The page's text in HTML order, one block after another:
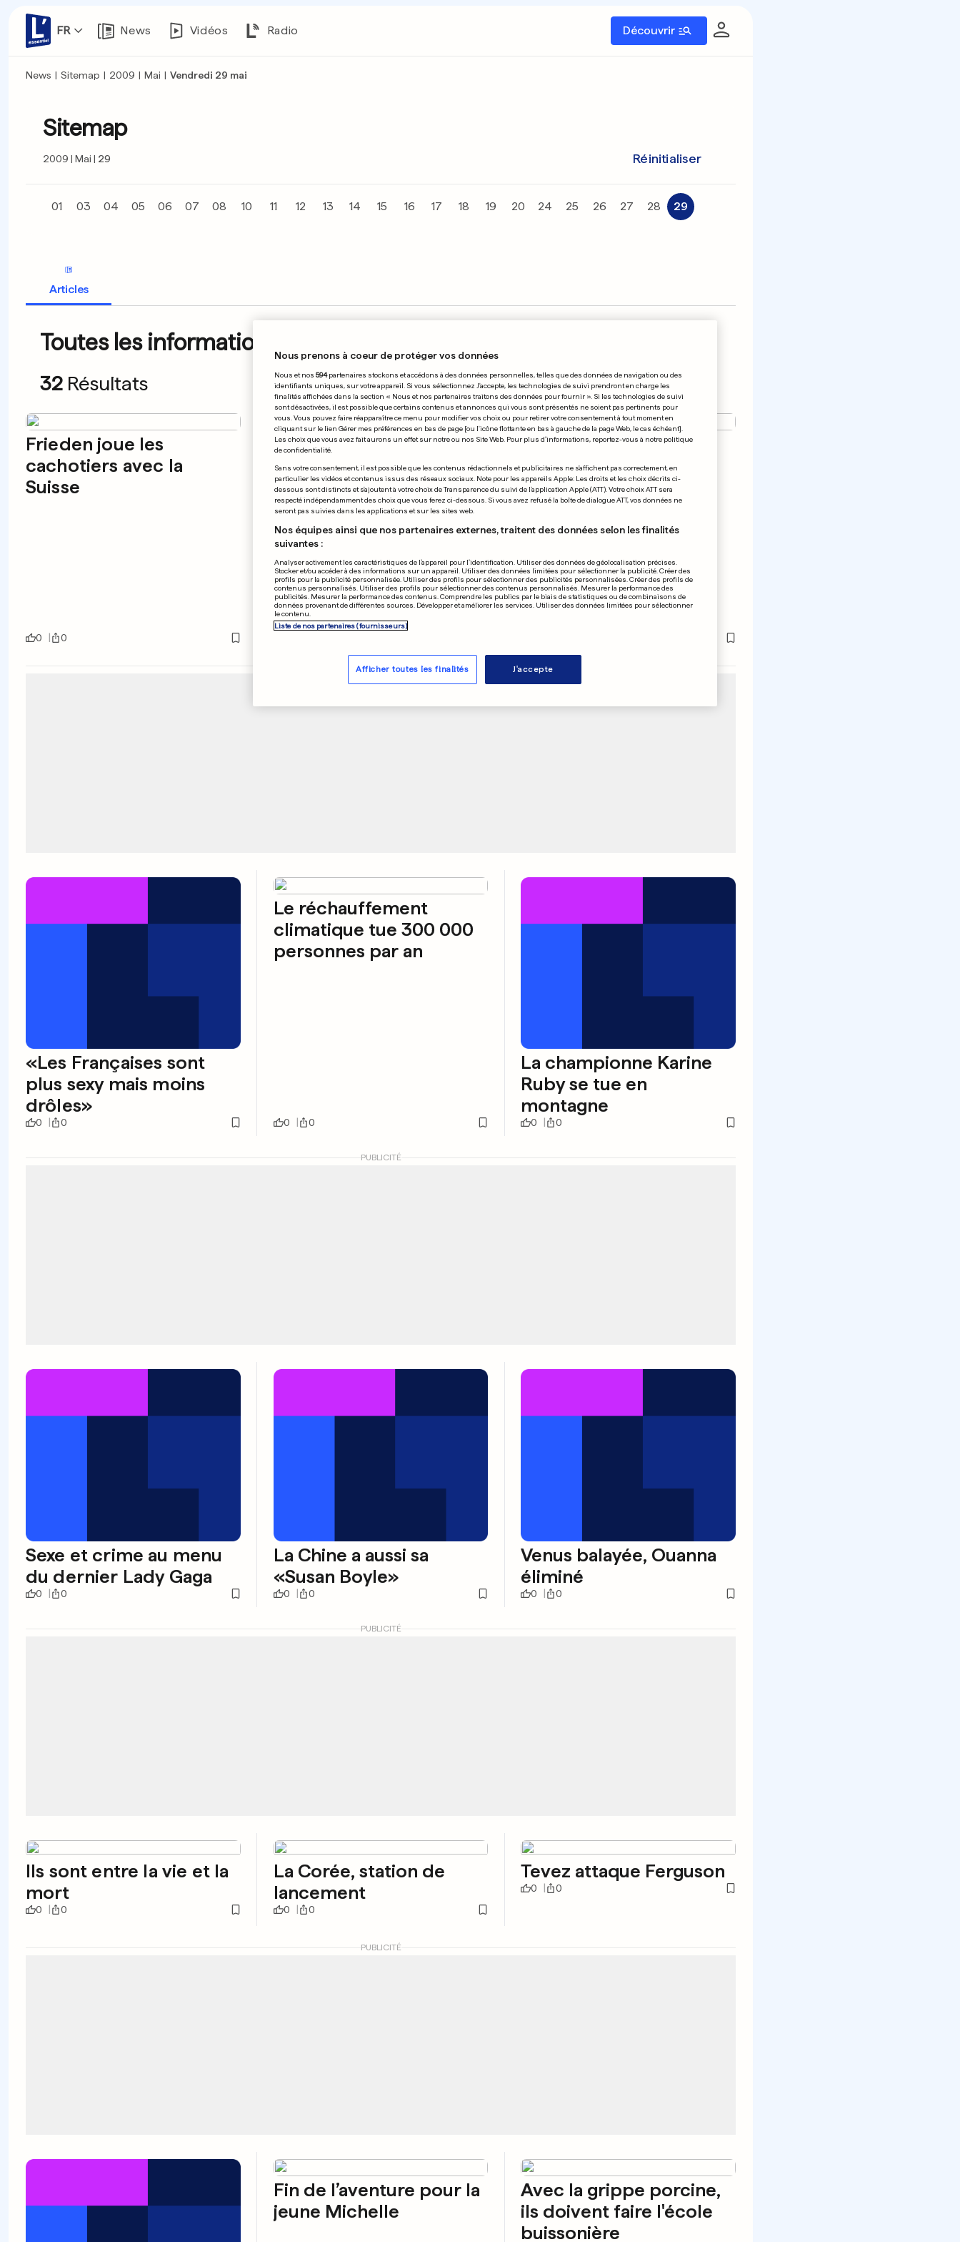
FR News Vidéos Radio Découvrir
News | Sitemap | 2009 | Mai | Vendredi 29 mai
Sitemap
2009 Mai 29 Réinitialiser
01 03 04 05 06 07 08 10 11 12 13 14 15 16 17 18 19 20 24 25 26 27 28 29
Articles
Toutes les informations du 29.05.2009
32 Résultats
Frieden joue les
cachotiers avec la
Suisse
0 0
La police moins
conciliante
Nadal ne fait pas de
détails face à Hewitt
PUBLICITÉ
«Les Françaises sont
plus sexy mais moins
drôles»
0 0
Le réchauffement
climatique tue 300 000
personnes par an
0 0
La championne Karine
Ruby se tue en
montagne
0 0
PUBLICITÉ
Sexe et crime au menu
du dernier Lady Gaga
0 0
La Chine a aussi sa
«Susan Boyle»
0 0
Venus balayée, Ouanna
éliminé
0 0
PUBLICITÉ
Ils sont entre la vie et la
mort
0 0
La Corée, station de
lancement
0 0
Tevez attaque Ferguson
0 0
PUBLICITÉ
Fin de l’aventure pour la
jeune Michelle
Avec la grippe porcine,
ils doivent faire l'école
buissonière
Nous prenons à coeur de protéger vos données
Nous et nos 594partenaires stockons et accédons à des données personnelles, telles que des données de navigation ou des
identifiants uniques, sur votre appareil. Si vous sélectionnez J'accepte, les technologies de suivi prendront en charge les
finalités affichées dans la section « Nous et nos partenaires traitons des données pour fournir ». Si les technologies de suivi
sont désactivées, il est possible que certains contenus et annonces qui vous sont présentés ne soient pas pertinents pour
vous. Vous pouvez faire réapparaître ce menu pour modifier vos choix ou pour retirer votre consentement à tout moment en
cliquant sur le lien Gérer mes préférences en bas de page [ou l'icône flottante en bas à gauche de la page Web, le cas échéant].
Les choix que vous avez fait aurons un effet sur notre ou nos Site Web. Pour plus d’informations, reportez-vous à notre politique
de confidentialité.
Sans votre consentement, il est possible que les contenus rédactionnels et publicitaires ne s'affichent pas correctement, en
particulier les vidéos et contenus issus des réseaux sociaux. Note pour les appareils Apple: Les droits et les choix décrits ci-
dessous sont distincts et s'ajoutent à votre choix de Transparence du suivi de l'application Apple (ATT). Votre choix ATT sera
respecté indépendamment des choix que vous ferez ci-dessous. Si vous avez refusé la boîte de dialogue ATT, vos données ne
seront pas suivies dans les applications et sur les sites web.
Nos équipes ainsi que nos partenaires externes, traitent des données selon les finalités
suivantes :
Analyser activement les caractéristiques de l’appareil pour l’identification. Utiliser des données de géolocalisation précises.
Stocker et/ou accéder à des informations sur un appareil. Utiliser des données limitées pour sélectionner la publicité. Créer des
profils pour la publicité personnalisée. Utiliser des profils pour sélectionner des publicités personnalisées. Créer des profils de
contenus personnalisés. Utiliser des profils pour sélectionner des contenus personnalisés. Mesurer la performance des
publicités. Mesurer la performance des contenus. Comprendre les publics par le biais de statistiques ou de combinaisons de
données provenant de différentes sources. Développer et améliorer les services. Utiliser des données limitées pour sélectionner
le contenu.
Liste de nos partenaires (fournisseurs)
Afficher toutes les finalités J'accepte